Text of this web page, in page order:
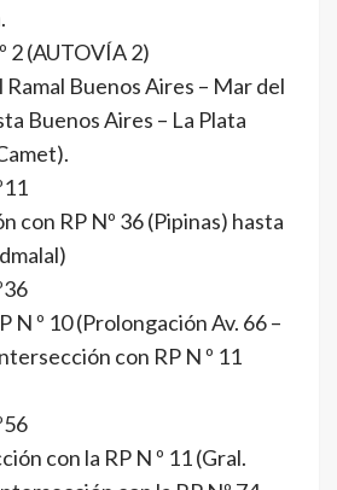
2 (AUTOVÍA 2)
Ramal Buenos Aires – Mar del
Buenos Aires – La Plata
con RP Nº 36 (Pipinas) hasta
N º 10 (Prolongación Av. 66 –
con RP N º 11
con la RP N º 11 (Gral.